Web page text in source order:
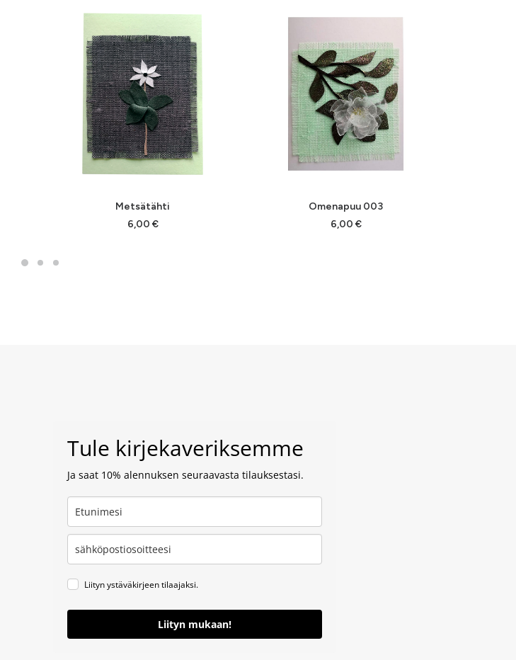
LISÄÄ OSTOSKORIIN
Metsätähti
6,00 €
LISÄÄ OSTOSKORIIN
Omenapuu 003
6,00 €
Tule kirjekaveriksemme
Ja saat 10% alennuksen seuraavasta tilauksestasi.
Liityn ystäväkirjeen tilaajaksi.
Liityn mukaan!